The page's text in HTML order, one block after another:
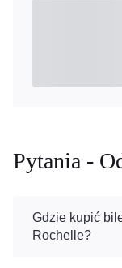
Pytania -
Gdzie kupić
Rochelle?